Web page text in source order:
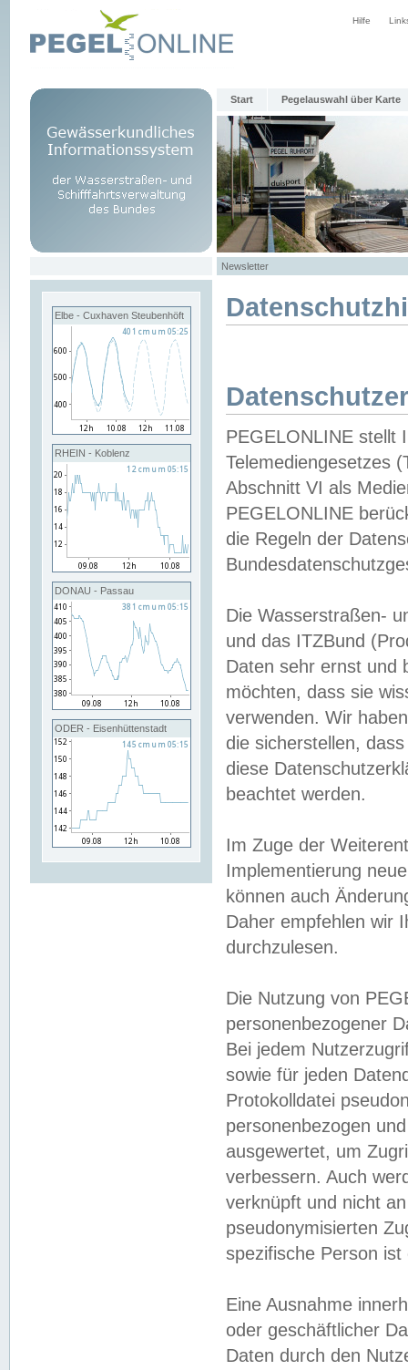
Hilfe
Start Pegelauswahl über Karte
Newsletter
Elbe - Cuxhaven Steubenhöft
RHEIN - Koblenz
DONAU - Passau
ODER - Eisenhüttenstadt
PEGELONLINE stellt
Telemediengesetzes
Abschnitt VI als
PEGELONLINE
die Regeln der
Die Wasserstraßen-
und das ITZBund
Daten sehr ernst und
möchten, dass sie
verwenden. Wir
die sicherstellen,
diese
beachtet werden.
Im Zuge der
Implementierung
können auch
Daher empfehlen wir
durchzulesen.
Die Nutzung von
personenbezogener
Bei jedem
sowie für jeden
Protokolldatei
personenbezogen
ausgewertet, um
verbessern. Auch
verknüpft und nicht
pseudonymisierten
spezifische Person
Eine Ausnahme
oder geschäftlicher
Daten durch den